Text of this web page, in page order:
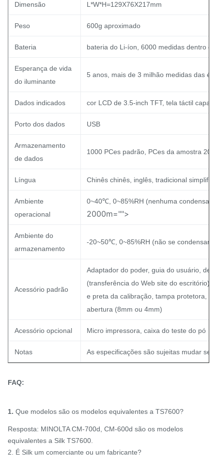
Dimensão L*W*H=129X76X217mm
Peso 600g aproximado
Bateria bateria do Li-íon, 6000 medidas dentro
Esperança de vida
do iluminante
5 anos, mais de 3 milhão medidas das
Dados indicados cor LCD de 3.5-inch TFT, tela táctil
Porto dos dados USB
Armazenamento
de dados
1000 PCes padrão, PCes da amostra
Língua Chinês chinês, inglês, tradicional
Ambiente
operacional
0~40℃, 0~85%RH (nenhuma
2000m="">
Ambiente do
armazenamento
-20~50℃, 0~85%RH (não se condensar)
Acessório padrão
Adaptador do poder, guia do usuário, de
(transferência do Web site do escritório),
e preta da calibração, tampa protetora,
abertura (8mm ou 4mm)
Acessório opcional Micro impressora, caixa do teste do pó
Notas As especificações são sujeitas mudar
FAQ:
1. Que modelos são os modelos equivalentes a TS7600?
Resposta: MINOLTA CM-700d, CM-600d são os modelos
equivalentes a Silk TS7600.
2. É Silk um comerciante ou um fabricante?